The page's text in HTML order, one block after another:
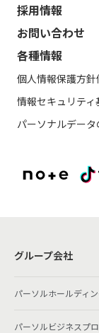
採用情報
お問い合わせ
各種情報
個人情報保護方針
情報セキュリティ
パーソナルデー
グループ会社
パーソルホールディ
パーソルビジネスプ